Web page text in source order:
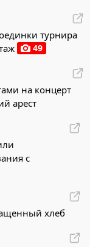
турнира
49
на концерт
арест
с
хлеб